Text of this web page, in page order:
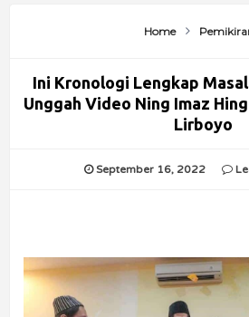
Home
Ini Kronologi Lengkap
Unggah Video Ning Imaz
Lirboyo
September 16, 2022